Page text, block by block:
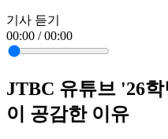
기사 듣기
00:00 / 00:00
JTBC 유튜브 '26
이 공감한 이유